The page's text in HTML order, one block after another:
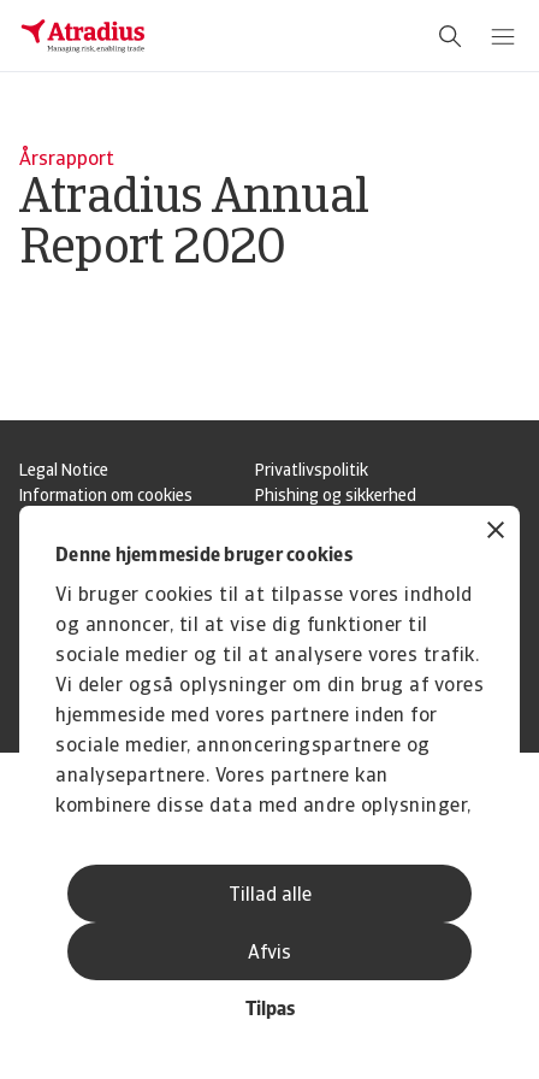
Denne hjemmeside bruger cookies
Vi bruger cookies til at tilpasse vores indhold
og annoncer, til at vise dig funktioner til
sociale medier og til at analysere vores trafik.
Vi deler også oplysninger om din brug af vores
hjemmeside med vores partnere inden for
sociale medier, annonceringspartnere og
analysepartnere. Vores partnere kan
kombinere disse data med andre oplysninger,
fra din brug af deres tjenester.
Tillad alle
Tilpas
Afvis
Årsrapport
Atradius Annual
Report 2020
Legal Notice
Privatlivspolitik
Information om cookies
Phishing og sikkerhed
Driftstatus
Databeskyttelsesforordningen
Karriere
Executive Brief
© Atradius N.V. 2004 -2026 A company of